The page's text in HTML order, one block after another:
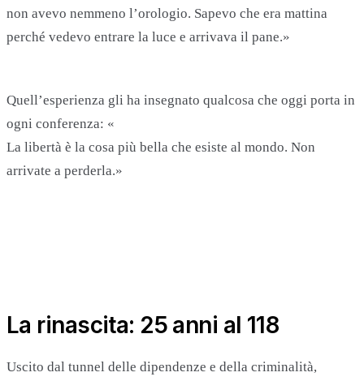
non avevo nemmeno l’orologio. Sapevo che era mattina
perché vedevo entrare la luce e arrivava il pane.»
Quell’esperienza gli ha insegnato qualcosa che oggi porta in
ogni conferenza: «
La libertà è la cosa più bella che esiste al mondo. Non
arrivate a perderla.»
La rinascita: 25 anni al 118
Uscito dal tunnel delle dipendenze e della criminalità,